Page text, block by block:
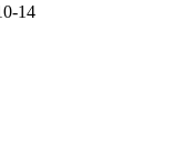
14